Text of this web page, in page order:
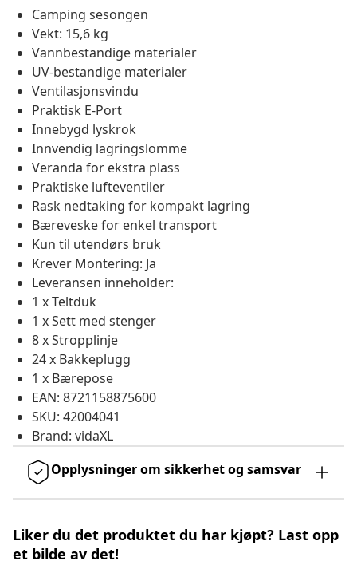
Camping sesongen
Vekt: 15,6 kg
Vannbestandige materialer
UV-bestandige materialer
Ventilasjonsvindu
Praktisk E-Port
Innebygd lyskrok
Innvendig lagringslomme
Veranda for ekstra plass
Praktiske lufteventiler
Rask nedtaking for kompakt lagring
Bæreveske for enkel transport
Kun til utendørs bruk
Krever Montering: Ja
Leveransen inneholder:
1 x Teltduk
1 x Sett med stenger
8 x Stropplinje
24 x Bakkeplugg
1 x Bærepose
EAN: 8721158875600
SKU: 42004041
Brand: vidaXL
Opplysninger om sikkerhet og samsvar
Liker du det produktet du har kjøpt? Last opp
et bilde av det!